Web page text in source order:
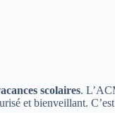
scolaires.
et bienveillant.